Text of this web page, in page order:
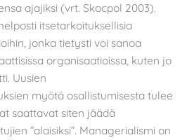
ajajiksi (vrt. Skocpol 2003).
itsetarkoituksellisia
jonka tietysti voi sanoa
organisaatioissa, kuten jo
Uusien
myötä osallistumisesta tulee
saattavat siten jäädä
”alaisiksi”. Managerialismi on